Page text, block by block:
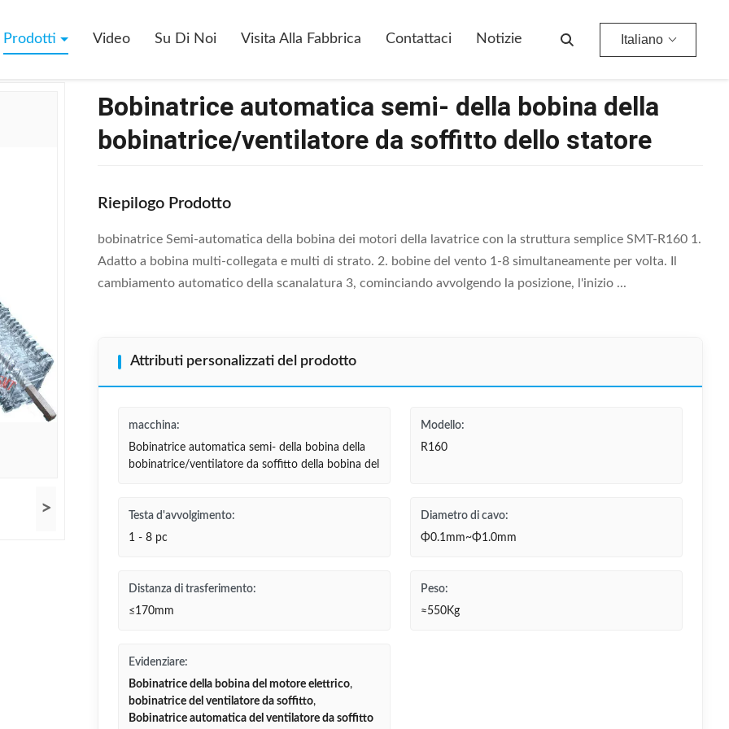
Prodotti Video Su Di Noi Visita Alla Fabbrica Contattaci Notizie Italiano
>
Bobinatrice automatica semi- della bobina della
bobinatrice/ventilatore da soffitto dello statore
Riepilogo Prodotto
bobinatrice Semi-automatica della bobina dei motori della lavatrice con la struttura semplice SMT-R160 1.
Adatto a bobina multi-collegata e multi di strato. 2. bobine del vento 1-8 simultaneamente per volta. Il
cambiamento automatico della scanalatura 3, cominciando avvolgendo la posizione, l'inizio ...
Attributi personalizzati del prodotto
macchina:
Bobinatrice automatica semi- della bobina della
bobinatrice/ventilatore da soffitto della bobina del
Modello:
R160
Testa d'avvolgimento:
1 - 8 pc
Diametro di cavo:
Φ0.1mm~Φ1.0mm
Distanza di trasferimento:
≤170mm
Peso:
≈550Kg
Evidenziare:
Bobinatrice della bobina del motore elettrico,
bobinatrice del ventilatore da soffitto,
Bobinatrice automatica del ventilatore da soffitto